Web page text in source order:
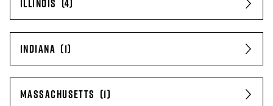
ILLINOIS
INDIANA
MASSACHUSETTS